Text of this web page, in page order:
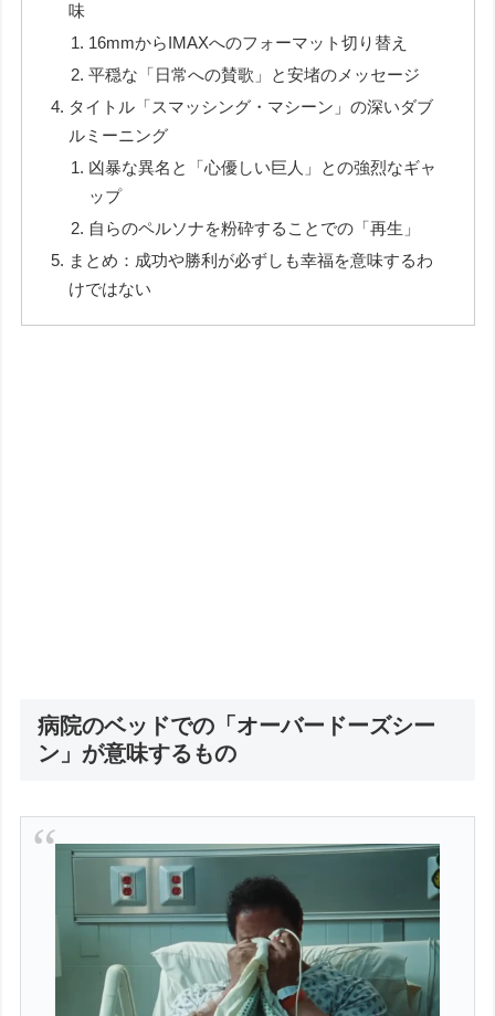
味
16mmからIMAXへのフォーマット切り替え
平穏な「日常への賛歌」と安堵のメッセージ
タイトル「スマッシング・マシーン」の深いダブ
ルミーニング
凶暴な異名と「心優しい巨人」との強烈なギャ
ップ
自らのペルソナを粉砕することでの「再生」
まとめ：成功や勝利が必ずしも幸福を意味するわ
けではない
病院のベッドでの「オーバードーズシー
ン」が意味するもの